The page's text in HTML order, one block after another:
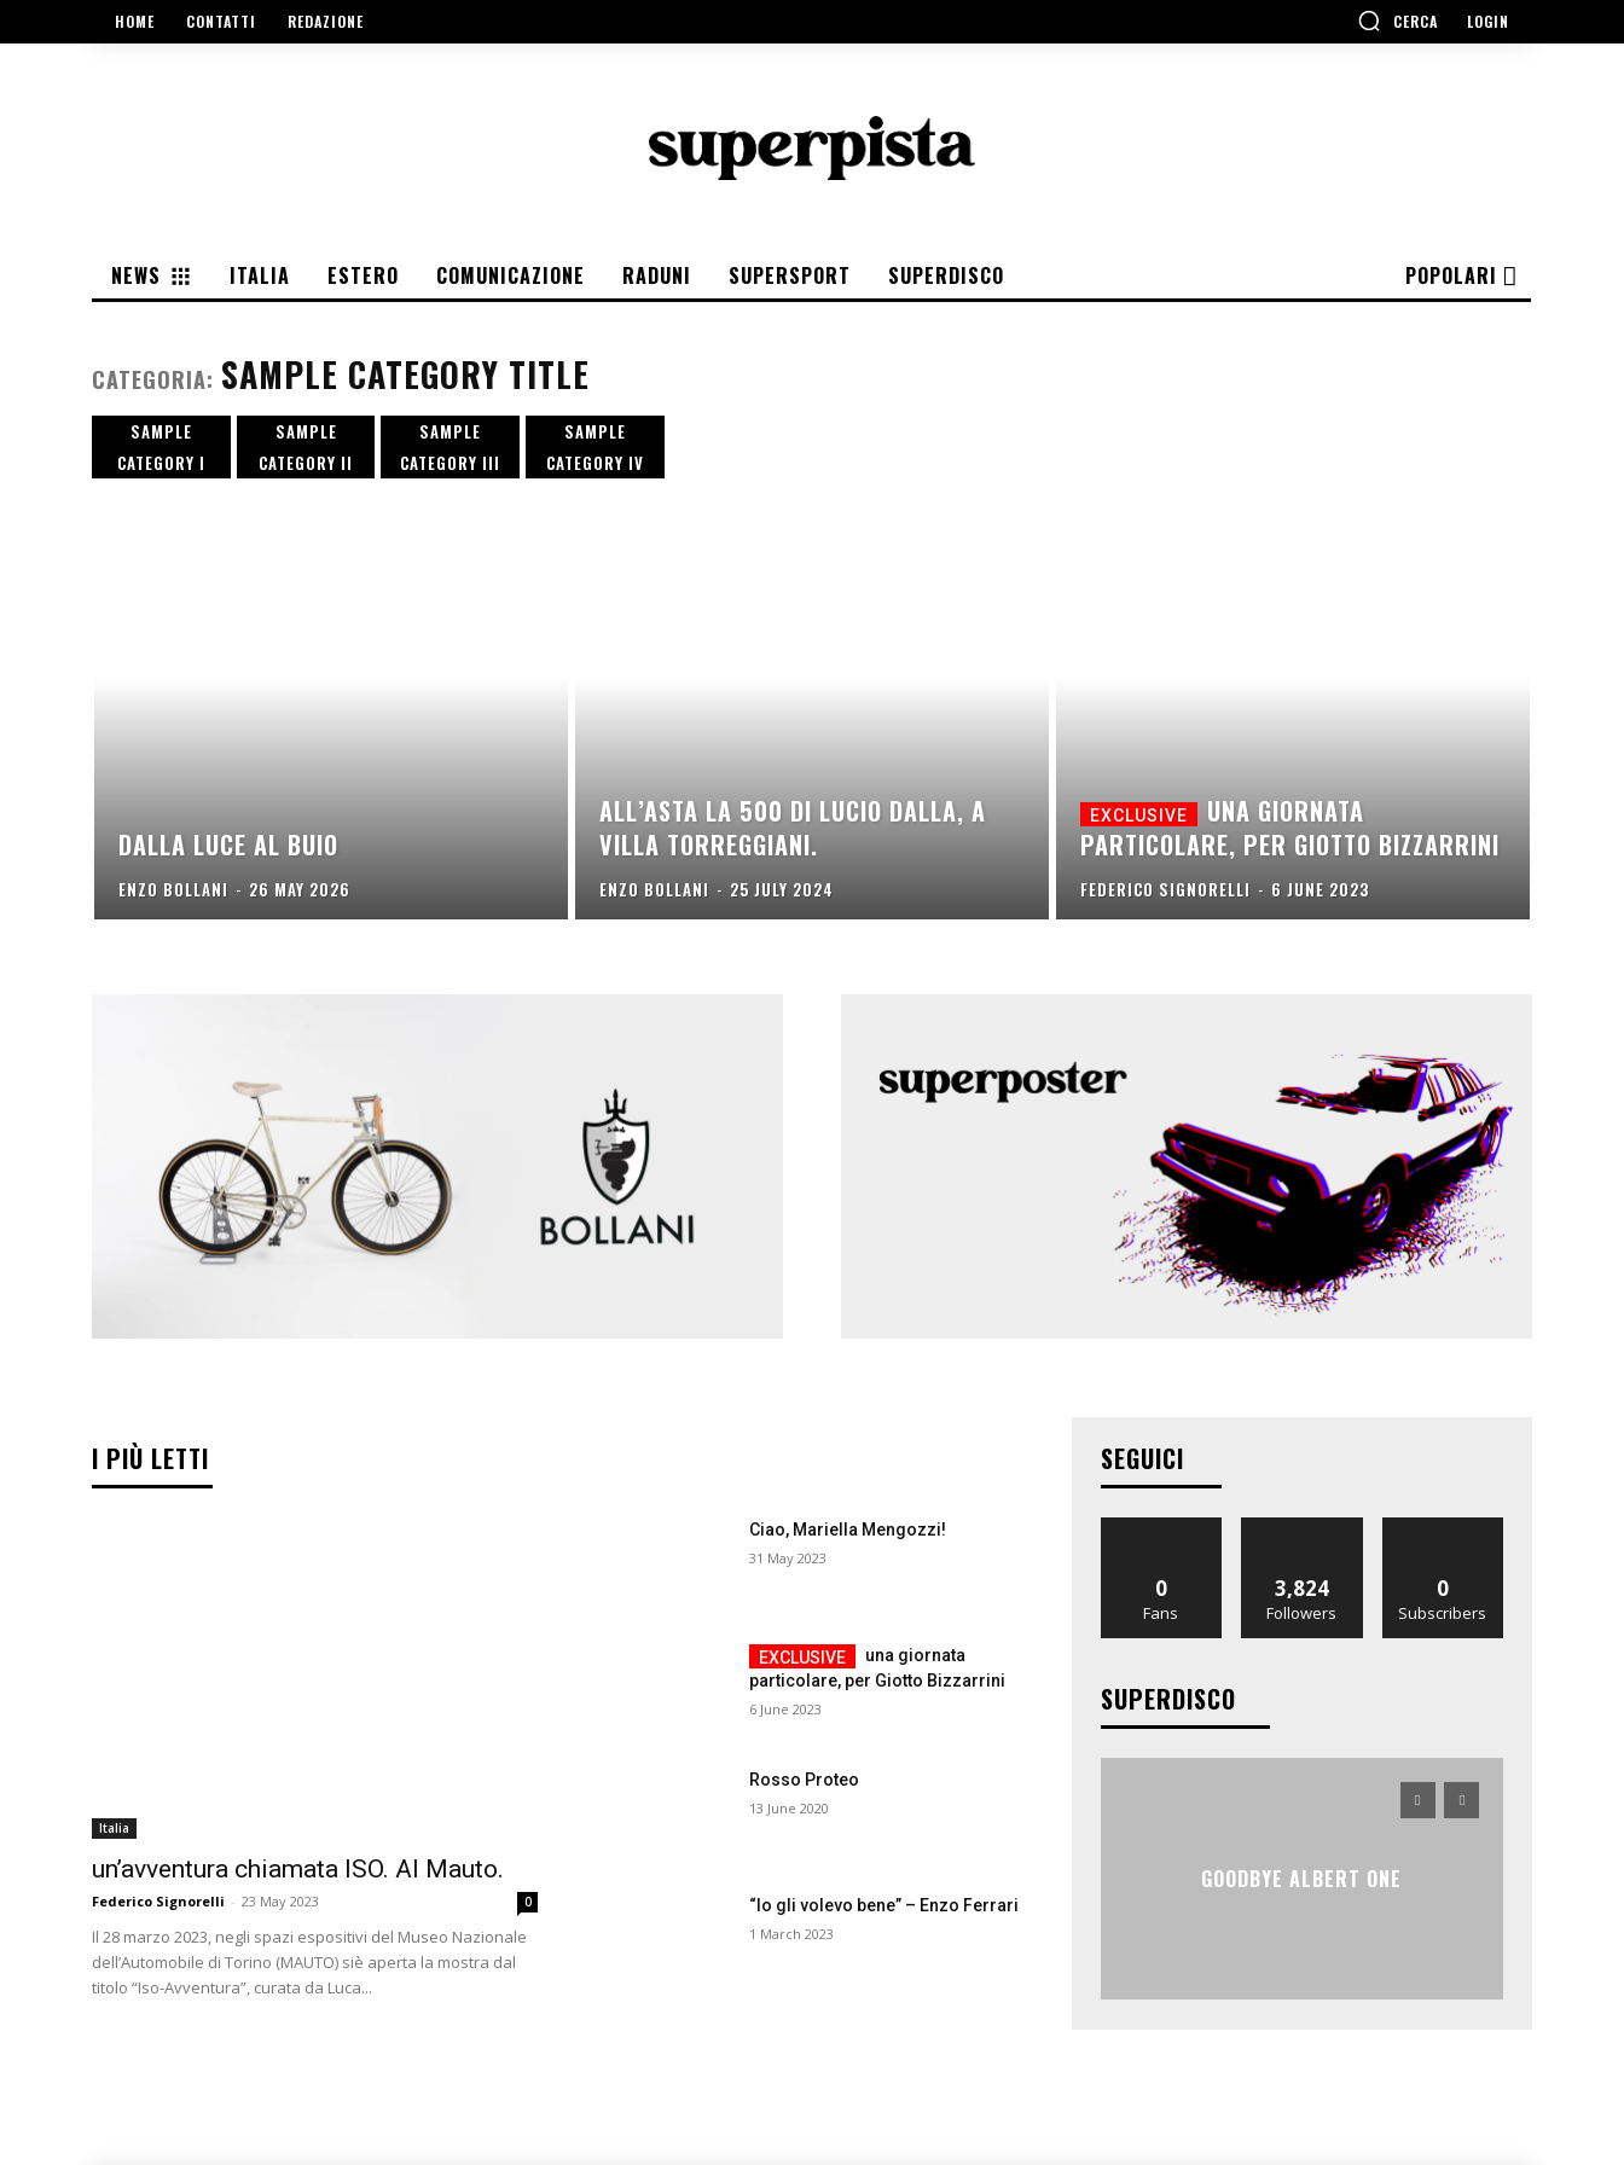
HOME CONTATTI REDAZIONE CERCA LOGIN
POPOLARI
NEWS ITALIA ESTERO COMUNICAZIONE RADUNI SUPERSPORT SUPERDISCO
CATEGORIA: SAMPLE CATEGORY TITLE
SAMPLE
CATEGORY I
SAMPLE
CATEGORY II
SAMPLE
CATEGORY III
SAMPLE
CATEGORY IV
DALLA LUCE AL BUIO
ENZO BOLLANI - 26 MAY 2026
ALL’ASTA LA 500 DI LUCIO DALLA, A
VILLA TORREGGIANI.
ENZO BOLLANI - 25 JULY 2024
UNA GIORNATA
PARTICOLARE, PER GIOTTO BIZZARRINI
FEDERICO SIGNORELLI - 6 JUNE 2023
I PIÙ LETTI
Italia
un’avventura chiamata ISO. Al Mauto.
Federico Signorelli - 23 May 2023 0
Il 28 marzo 2023, negli spazi espositivi del Museo Nazionale
dell’Automobile di Torino (MAUTO) siè aperta la mostra dal
titolo “Iso-Avventura”, curata da Luca...
Ciao, Mariella Mengozzi!
31 May 2023
una giornata
particolare, per Giotto Bizzarrini
6 June 2023
Rosso Proteo
13 June 2020
“Io gli volevo bene” – Enzo Ferrari
1 March 2023
SEGUICI
0
Fans
3,824
Followers
0
Subscribers
SUPERDISCO
GOODBYE ALBERT ONE